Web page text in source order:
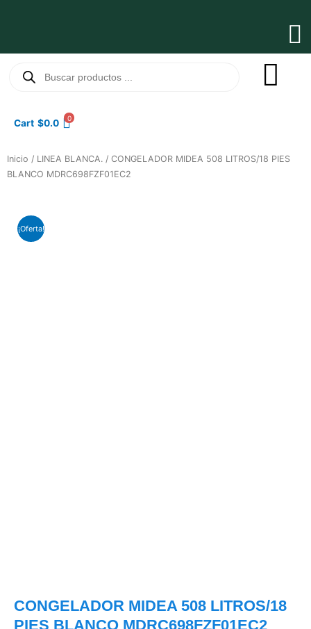
productos
Cart $0.0 0
Inicio / LINEA BLANCA. / CONGELADOR MIDEA 508 LITROS/18 PIES
BLANCO MDRC698FZF01EC2
¡Oferta!
CONGELADOR MIDEA 508 LITROS/18
PIES BLANCO MDRC698FZF01EC2